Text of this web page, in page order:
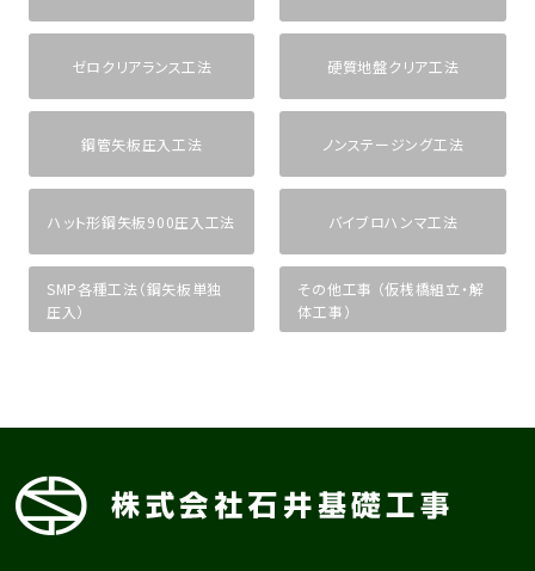
ゼロクリアランス工法 硬質地盤クリア工法
鋼管矢板圧入工法 ノンステージング工法
ハット形鋼矢板900圧入工法 バイブロハンマ工法
SMP各種工法（鋼矢板単独
圧入）
その他工事 （仮桟橋組立・解
体工事）